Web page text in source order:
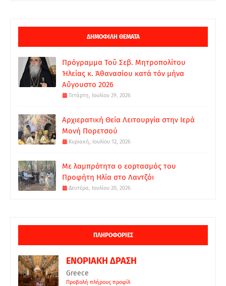
ΔΗΜΟΦΙΛΗ ΘΕΜΑΤΑ
Πρόγραμμα Τοῦ Σεβ. Μητροπολίτου
Ἠλείας κ. Ἀθανασίου κατά τόν μήνα
Αὔγουστο 2026
Τετάρτη, Ιουλίου 29, 2026
Αρχιερατική Θεία Λειτουργία στην Ιερά
Μονή Πορετσού
Κυριακή, Ιουλίου 12, 2026
Με λαμπρότητα ο εορτασμός του
Προφήτη Ηλία στο Λαντζόι
Δευτέρα, Ιουλίου 20, 2026
ΠΛΗΡΟΦΟΡΙΕΣ
ΕΝΟΡΙΑΚΗ ΔΡΑΣΗ
Greece
Προβολή πλήρους προφίλ